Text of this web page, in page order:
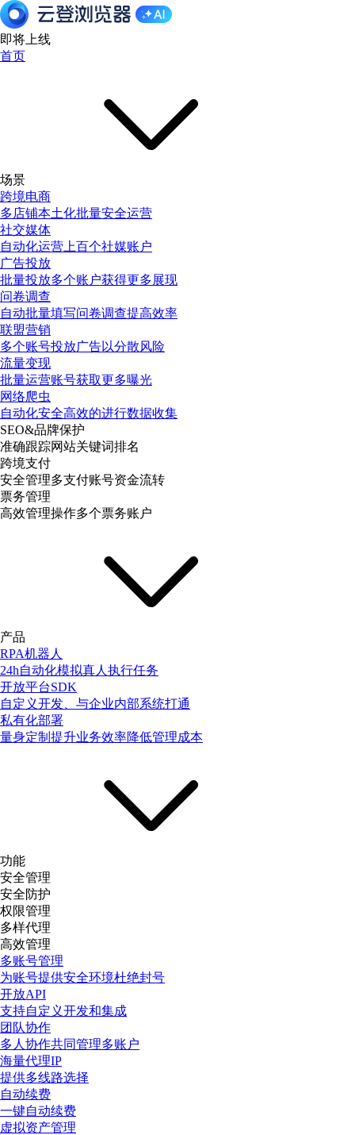
即将上线
首页
场景
跨境电商
多店铺本土化批量安全运营
社交媒体
自动化运营上百个社媒账户
广告投放
批量投放多个账户获得更多展现
问卷调查
自动批量填写问卷调查提高效率
联盟营销
多个账号投放广告以分散风险
流量变现
批量运营账号获取更多曝光
网络爬虫
自动化安全高效的进行数据收集
SEO&品牌保护
准确跟踪网站关键词排名
跨境支付
安全管理多支付账号资金流转
票务管理
高效管理操作多个票务账户
产品
RPA机器人
24h自动化模拟真人执行任务
开放平台SDK
自定义开发、与企业内部系统打通
私有化部署
量身定制提升业务效率降低管理成本
功能
安全管理
安全防护
权限管理
多样代理
高效管理
多账号管理
为账号提供安全环境杜绝封号
开放API
支持自定义开发和集成
团队协作
多人协作共同管理多账户
海量代理IP
提供多线路选择
自动续费
一键自动续费
虚拟资产管理